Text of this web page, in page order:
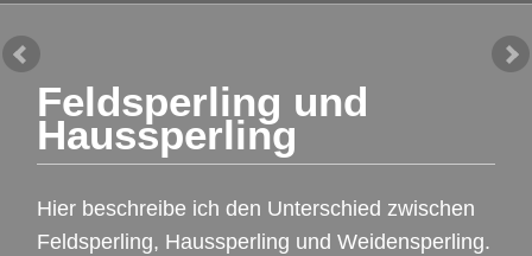
Feldsperling und
Haussperling
Hier beschreibe ich den Unterschied zwischen
Feldsperling, Haussperling und Weidensperling.